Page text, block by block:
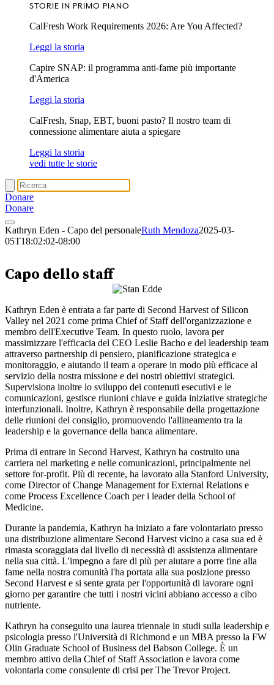
STORIE IN PRIMO PIANO
CalFresh Work Requirements 2026: Are You Affected?
Leggi la storia
Capire SNAP: il programma anti-fame più importante
d'America
Leggi la storia
CalFresh, Snap, EBT, buoni pasto? Il nostro team di
connessione alimentare aiuta a spiegare
Leggi la storia
vedi tutte le storie
Donare
Donare
Kathryn Eden - Capo del personaleRuth Mendoza2025-03-
05T18:02:02-08:00
Capo dello staff
Kathryn Eden è entrata a far parte di Second Harvest of Silicon
Valley nel 2021 come prima Chief of Staff dell'organizzazione e
membro dell'Executive Team. In questo ruolo, lavora per
massimizzare l'efficacia del CEO Leslie Bacho e del leadership team
attraverso partnership di pensiero, pianificazione strategica e
monitoraggio, e aiutando il team a operare in modo più efficace al
servizio della nostra missione e dei nostri obiettivi strategici.
Supervisiona inoltre lo sviluppo dei contenuti esecutivi e le
comunicazioni, gestisce riunioni chiave e guida iniziative strategiche
interfunzionali. Inoltre, Kathryn è responsabile della progettazione
delle riunioni del consiglio, promuovendo l'allineamento tra la
leadership e la governance della banca alimentare.
Prima di entrare in Second Harvest, Kathryn ha costruito una
carriera nel marketing e nelle comunicazioni, principalmente nel
settore for-profit. Più di recente, ha lavorato alla Stanford University,
come Director of Change Management for External Relations e
come Process Excellence Coach per i leader della School of
Medicine.
Durante la pandemia, Kathryn ha iniziato a fare volontariato presso
una distribuzione alimentare Second Harvest vicino a casa sua ed è
rimasta scoraggiata dal livello di necessità di assistenza alimentare
nella sua città. L'impegno a fare di più per aiutare a porre fine alla
fame nella nostra comunità l'ha portata alla sua posizione presso
Second Harvest e si sente grata per l'opportunità di lavorare ogni
giorno per garantire che tutti i nostri vicini abbiano accesso a cibo
nutriente.
Kathryn ha conseguito una laurea triennale in studi sulla leadership e
psicologia presso l'Università di Richmond e un MBA presso la FW
Olin Graduate School of Business del Babson College. È un
membro attivo della Chief of Staff Association e lavora come
volontaria come consulente di crisi per The Trevor Project.